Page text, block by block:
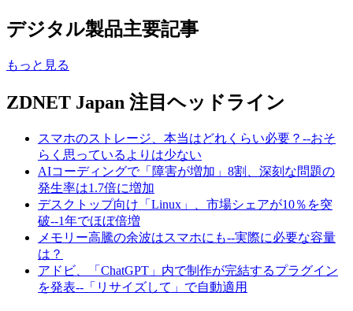
デジタル製品主要記事
もっと見る
ZDNET Japan 注目ヘッドライン
スマホのストレージ、本当はどれくらい必要？--おそ
らく思っているよりは少ない
AIコーディングで「障害が増加」8割、深刻な問題の
発生率は1.7倍に増加
デスクトップ向け「Linux」、市場シェアが10％を突
破--1年でほぼ倍増
メモリー高騰の余波はスマホにも--実際に必要な容量
は？
アドビ、「ChatGPT」内で制作が完結するプラグイン
を発表--「リサイズして」で自動適用